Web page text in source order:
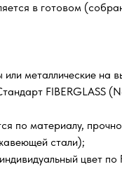
в готовом
металлические на
FIBERGLASS
по материалу,
стали);
цвет по